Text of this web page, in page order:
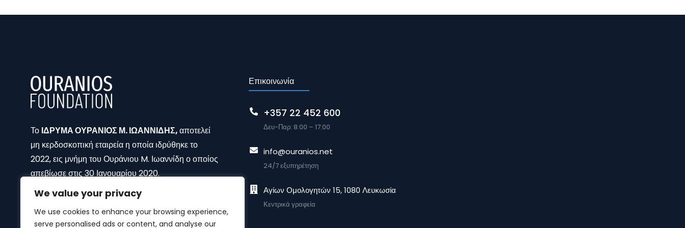
We value your privacy
We use cookies to enhance your browsing experience,
serve personalised ads or content, and analyse our
Το ΙΔΡΥΜΑ ΟΥΡΑΝΙΟΣ Μ. ΙΩΑΝΝΙΔΗΣ,αποτελεί
μη κερδοσκοπική εταιρεία η οποία ιδρύθηκε το
2022, εις μνήμη του Ουράνιου M. Ιωαννίδη ο οποίος
απεβίωσε στις 30 Ιανουαρίου 2020.
Επικοινωνία
+357 22 452 600
Δευ-Παρ: 8:00 – 17:00
info@ouranios.net
24/7 εξυπηρέτηση
Αγίων Ομολογητών 15, 1080 Λευκωσία
Κεντρικά γραφεία